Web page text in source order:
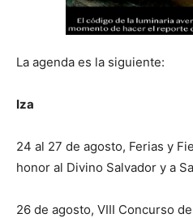
La agenda es la siguiente:
Iza
24 al 27 de agosto, Ferias y
honor al Divino Salvador y a
26 de agosto, VIII Concurso